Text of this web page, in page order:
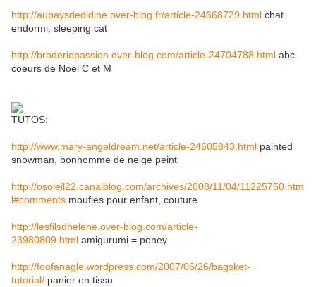
http://aupaysdedidine.over-blog.fr/article-24668729.html chat
endormi, sleeping cat
http://broderiepassion.over-blog.com/article-24704788.html abc
coeurs de Noel C et M
TUTOS:
http://www.mary-angeldream.net/article-24605843.html painted
snowman, bonhomme de neige peint
http://osoleil22.canalblog.com/archives/2008/11/04/11225750.htm
l#comments moufles pour enfant, couture
http://lesfilsdhelene.over-blog.com/article-
23980809.html amigurumi = poney
http://foofanagle.wordpress.com/2007/06/26/bagsket-
tutorial/ panier en tissu